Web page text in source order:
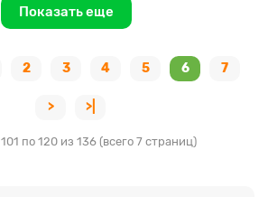
Показать еще
2 3 4 5 6 7
> >|
по 120 из 136 (всего 7 страниц)